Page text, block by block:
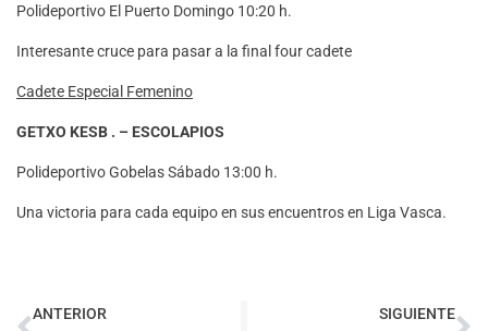
Polideportivo El Puerto Domingo 10:20 h.
Interesante cruce para pasar a la final four cadete
Cadete Especial Femenino
GETXO KESB . – ESCOLAPIOS
Polideportivo Gobelas Sábado 13:00 h.
Una victoria para cada equipo en sus encuentros en Liga Vasca.
ANTERIOR SIGUIENTE